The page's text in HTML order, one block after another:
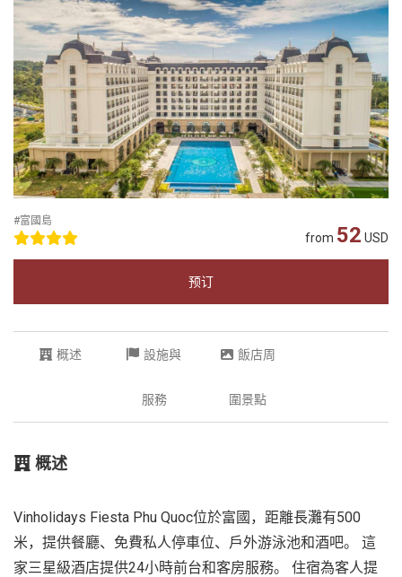
#富國島
from 52 USD
预订
概述 設施與
服務
飯店周
圍景點
概述
Vinholidays Fiesta Phu Quoc位於富國，距離長灘有500
米，提供餐廳、免費私人停車位、戶外游泳池和酒吧。 這
家三星級酒店提供24小時前台和客房服務。 住宿為客人提